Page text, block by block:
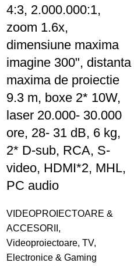
4:3, 2.000.000:1,
zoom 1.6x,
dimensiune maxima
imagine 300", distanta
maxima de proiectie
9.3 m, boxe 2* 10W,
laser 20.000- 30.000
ore, 28- 31 dB, 6 kg,
2* D-sub, RCA, S-
video, HDMI*2, MHL,
PC audio
VIDEOPROIECTOARE &
ACCESORII ,
Videoproiectoare, TV,
Electronice & Gaming